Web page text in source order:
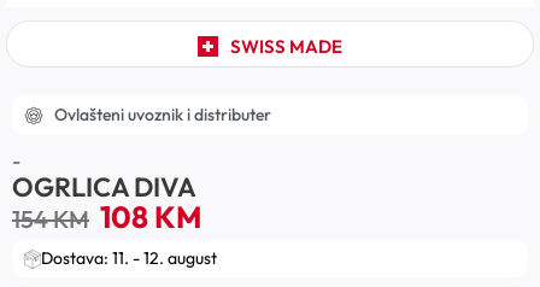
SWISS MADE
Ovlašteni uvoznik i distributer
-
OGRLICA DIVA
154KM 108KM
Dostava: 11. - 12. august